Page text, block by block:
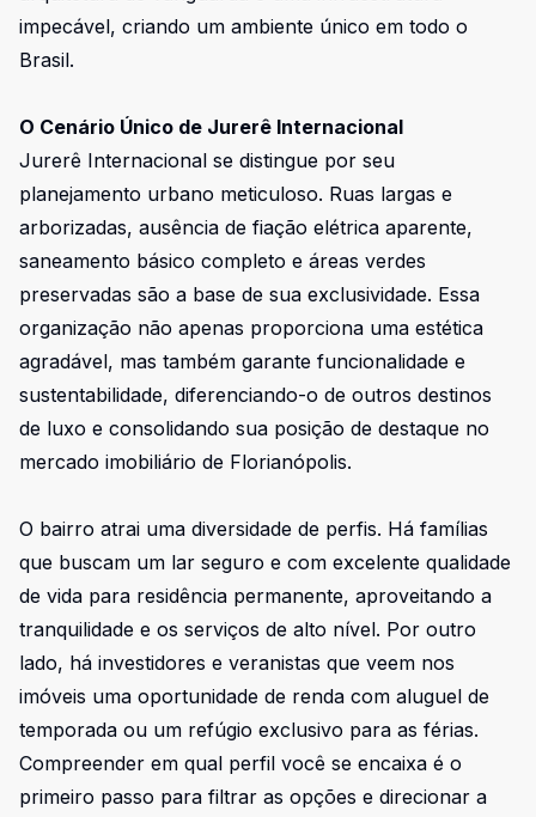
impecável, criando um ambiente único em todo o
Brasil.
O Cenário Único de Jurerê Internacional
Jurerê Internacional se distingue por seu
planejamento urbano meticuloso. Ruas largas e
arborizadas, ausência de fiação elétrica aparente,
saneamento básico completo e áreas verdes
preservadas são a base de sua exclusividade. Essa
organização não apenas proporciona uma estética
agradável, mas também garante funcionalidade e
sustentabilidade, diferenciando-o de outros destinos
de luxo e consolidando sua posição de destaque no
mercado imobiliário de Florianópolis.
O bairro atrai uma diversidade de perfis. Há famílias
que buscam um lar seguro e com excelente qualidade
de vida para residência permanente, aproveitando a
tranquilidade e os serviços de alto nível. Por outro
lado, há investidores e veranistas que veem nos
imóveis uma oportunidade de renda com aluguel de
temporada ou um refúgio exclusivo para as férias.
Compreender em qual perfil você se encaixa é o
primeiro passo para filtrar as opções e direcionar a